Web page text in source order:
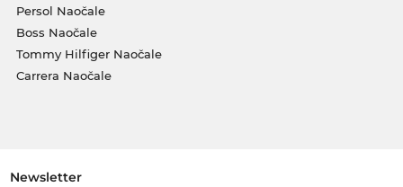
Persol Naočale
Boss Naočale
Tommy Hilfiger Naočale
Carrera Naočale
Newsletter